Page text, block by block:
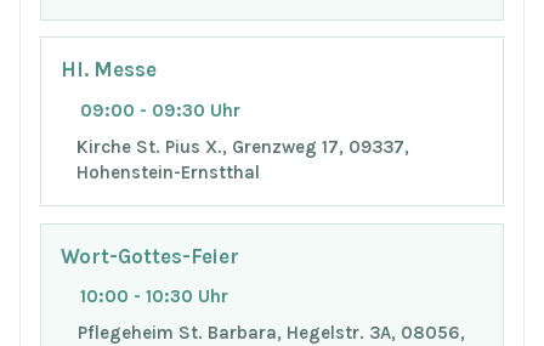
Hl. Messe
09:00 - 09:30 Uhr
Kirche St. Pius X., Grenzweg 17, 09337,
Hohenstein-Ernstthal
Wort-Gottes-Feier
10:00 - 10:30 Uhr
Pflegeheim St. Barbara, Hegelstr. 3A, 08056,